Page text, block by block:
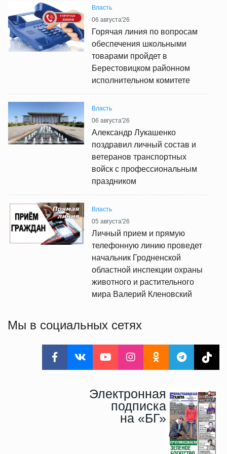
Власть
06 августа'26
Горячая линия по вопросам
обеспечения школьными
товарами пройдет в
Берестовицком районном
исполнительном комитете
Власть
06 августа'26
Александр Лукашенко
поздравил личный состав и
ветеранов транспортных
войск с профессиональным
праздником
Власть
05 августа'26
Личный прием и прямую
телефонную линию проведет
начальник Гродненской
областной инспекции охраны
животного и растительного
мира Валерий Кленовский
Мы в социальных сетях
Электронная
подписка
на «БГ»